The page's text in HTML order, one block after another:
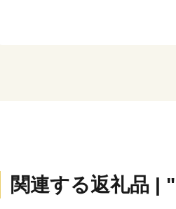
関連する返礼品 |